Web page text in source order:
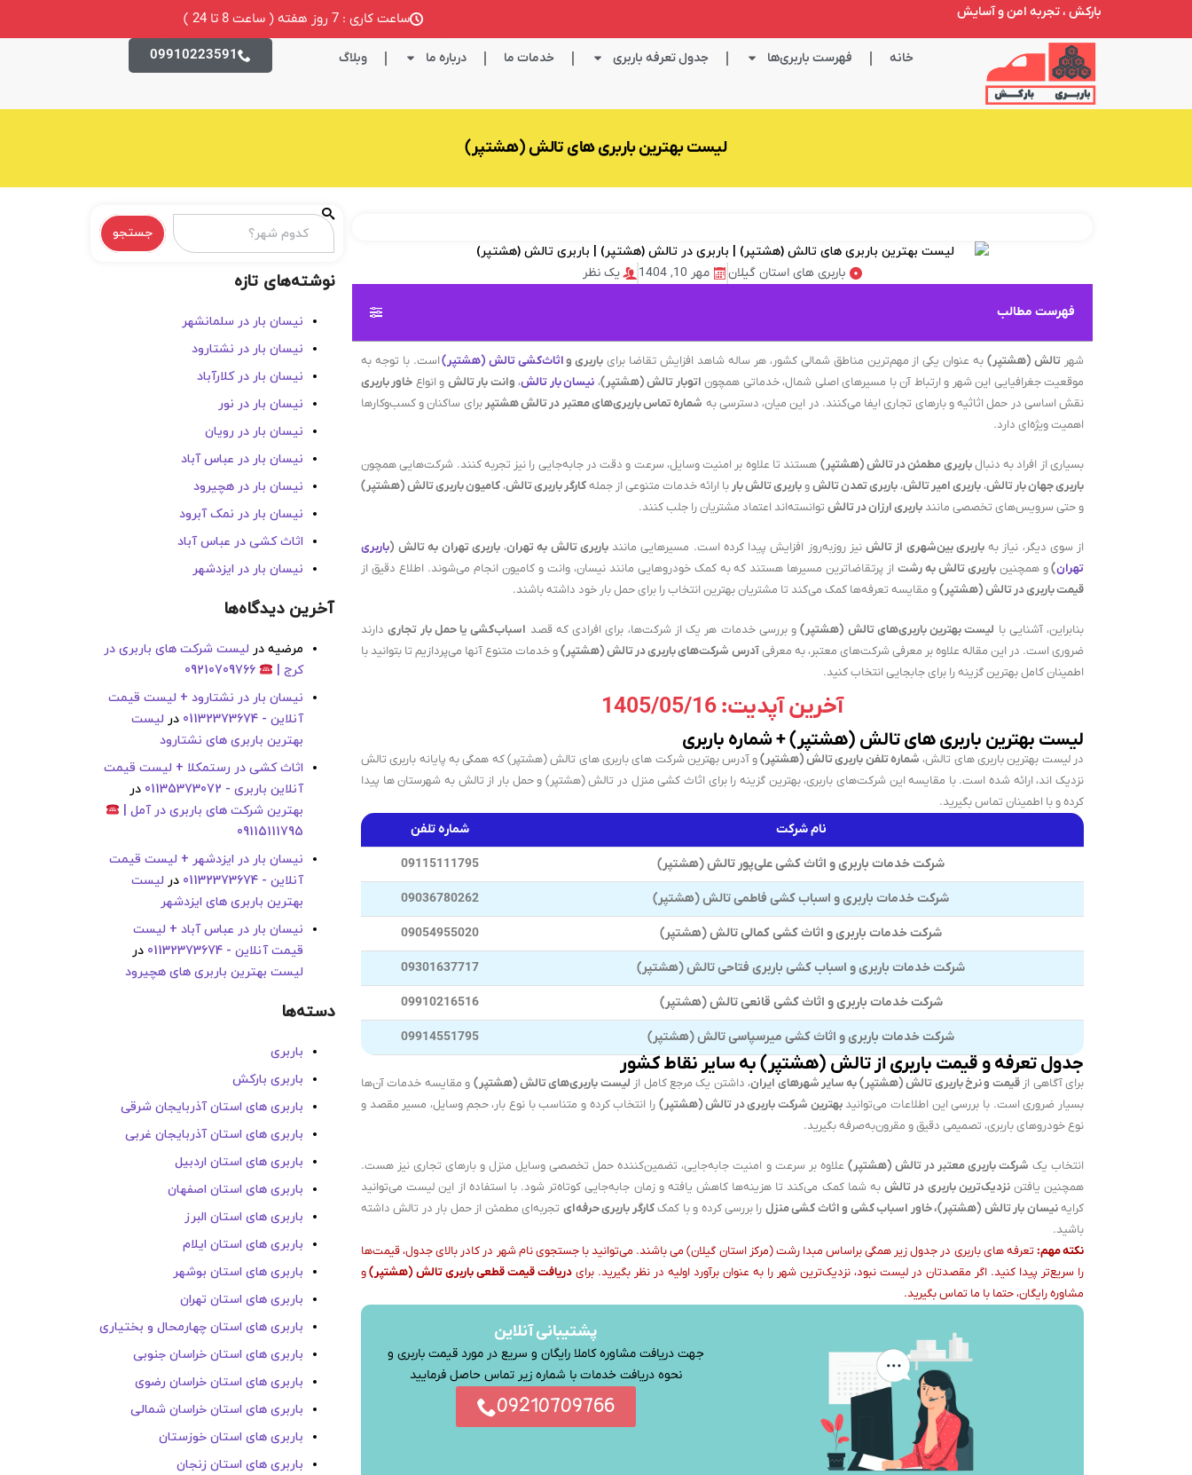
بارکش ، تجربه امن و آسایش ساعت کاری : 7 روز هفته ( ساعت 8 تا 24 )
خانه فهرست باربری‌ها جدول تعرفه باربری خدمات ما درباره ما وبلاگ 09910223591
لیست بهترین باربری های تالش (هشتپر)
باربری های استان گیلان مهر 10, 1404 یک نظر
فهرست مطالب
شهر تالش (هشتپر)به عنوان یکی از مهم‌ترین مناطق شمالی کشور، هر ساله شاهد افزایش تقاضا برای باربری واثاث‌کشی تالش (هشتپر)است. با توجه به
موقعیت جغرافیایی این شهر و ارتباط آن با مسیرهای اصلی شمال، خدماتی همچون اتوبار تالش (هشتپر)، نیسان بار تالش، وانت بار تالش و انواع خاور باربری
نقش اساسی در حمل اثاثیه و بارهای تجاری ایفا می‌کنند. در این میان، دسترسی به شماره تماس باربری‌های معتبر در تالش هشتپر برای ساکنان و کسب‌وکارها
اهمیت ویژه‌ای دارد.
بسیاری از افراد به دنبالباربری مطمئن در تالش (هشتپر) هستند تا علاوه بر امنیت وسایل، سرعت و دقت در جابه‌جایی را نیز تجربه کنند. شرکت‌هایی همچون
باربری جهان بار تالش،باربری امیر تالش،باربری تمدن تالشوباربری تالش بار با ارائه خدمات متنوعی از جملهکارگر باربری تالش،کامیون باربری تالش (هشتپر)
و حتی سرویس‌های تخصصی مانند باربری ارزان در تالش توانسته‌اند اعتماد مشتریان را جلب کنند.
از سوی دیگر، نیاز بهباربری بین‌شهری از تالشنیز روزبه‌روز افزایش پیدا کرده است. مسیرهایی مانندباربری تالش به تهران،باربری تهران به تالش (باربری
تهران)و همچنین باربری تالش به رشتاز پرتقاضاترین مسیرها هستند که به کمک خودروهایی مانند نیسان، وانت و کامیون انجام می‌شوند. اطلاع دقیق از
قیمت باربری در تالش (هشتپر)و مقایسه تعرفه‌ها کمک می‌کند تا مشتریان بهترین انتخاب را برای حمل بار خود داشته باشند.
بنابراین، آشنایی با لیست بهترین باربری‌های تالش (هشتپر)و بررسی خدمات هر یک از شرکت‌ها، برای افرادی که قصد اسباب‌کشی یا حمل بار تجاریدارند
ضروری است. در این مقاله علاوه بر معرفی شرکت‌های معتبر، به معرفیآدرس شرکت‌های باربری در تالش (هشتپر)و خدمات متنوع آنها می‌پردازیم تا بتوانید با
اطمینان کامل بهترین گزینه را برای جابجایی انتخاب کنید.
آخرین آپدیت: 1405/05/16
لیست بهترین باربری های تالش (هشتپر) + شماره باربری
در لیست بهترین باربری های تالش، شماره تلفن باربری تالش (هشتپر)و آدرس بهترین شرکت های باربری های تالش (هشتپر) که همگی به پایانه باربری تالش
نزدیک اند، ارائه شده است. با مقایسه این شرکت‌های باربری، بهترین گزینه را برای اثاث کشی منزل در تالش (هشتپر) و حمل بار از تالش به شهرستان ها پیدا
کرده و با اطمینان تماس بگیرید.
نام شرکت شماره تلفن
شرکت خدمات باربری و اثاث کشی علی‌پور تالش (هشتپر) 09115111795
شرکت خدمات باربری و اسباب کشی فاطمی تالش (هشتپر) 09036780262
شرکت خدمات باربری و اثاث کشی کمالی تالش (هشتپر) 09054955020
شرکت خدمات باربری و اسباب کشی باربری فتاحی تالش (هشتپر) 09301637717
شرکت خدمات باربری و اثاث کشی قانعی تالش (هشتپر) 09910216516
شرکت خدمات باربری و اثاث کشی میرسپاسی تالش (هشتپر) 09914551795
جدول تعرفه و قیمت باربری از تالش (هشتپر) به سایر نقاط کشور
برای آگاهی ازقیمت و نرخ باربری تالش (هشتپر) به سایر شهرهای ایران، داشتن یک مرجع کامل از لیست باربری‌های تالش (هشتپر) و مقایسه خدمات آن‌ها
بسیار ضروری است. با بررسی این اطلاعات می‌توانیدبهترین شرکت باربری در تالش (هشتپر) را انتخاب کرده و متناسب با نوع بار، حجم وسایل، مسیر مقصد و
نوع خودروهای باربری، تصمیمی دقیق و مقرون‌به‌صرفه بگیرید.
انتخاب یک شرکت باربری معتبر در تالش (هشتپر) علاوه بر سرعت و امنیت جابه‌جایی، تضمین‌کننده حمل تخصصی وسایل منزل و بارهای تجاری نیز هست.
همچنین یافتننزدیک‌ترین باربری در تالشبه شما کمک می‌کند تا هزینه‌ها کاهش یافته و زمان جابه‌جایی کوتاه‌تر شود. با استفاده از این لیست می‌توانید
کرایهنیسان بار تالش (هشتپر)، خاور اسباب کشی و اثاث کشی منزل را بررسی کرده و با کمککارگر باربری حرفه‌ای تجربه‌ای مطمئن از حمل بار در تالش داشته
باشید.
نکته مهم:تعرفه های باربری در جدول زیر همگی براساس مبدا رشت (مرکز استان گیلان) می باشند. می‌توانید با جستجوی نام شهر در کادر بالای جدول، قیمت‌ها
را سریع‌تر پیدا کنید. اگر مقصدتان در لیست نبود، نزدیک‌ترین شهر را به عنوان برآورد اولیه در نظر بگیرید. برای دریافت قیمت قطعی باربری تالش (هشتپر)و
مشاوره رایگان، حتما با ما تماس بگیرید.
پشتیبانی آنلاین
جهت دریافت مشاوره کاملا رایگان و سریع در مورد قیمت باربری و
نحوه دریافت خدمات با شماره زیر تماس حاصل فرمایید
09210709766
جستجو
نوشته‌های تازه
نیسان بار در سلمانشهر
نیسان بار در نشتارود
نیسان بار در کلارآباد
نیسان بار در نور
نیسان بار در رویان
نیسان بار در عباس آباد
نیسان بار در هچیرود
نیسان بار در نمک آبرود
اثاث کشی در عباس آباد
نیسان بار در ایزدشهر
آخرین دیدگاه‌ها
مرضیه در لیست شرکت های باربری در
کرج |
نیسان بار در نشتارود + لیست قیمت
آنلاین - 01132373674
در لیست
بهترین باربری های نشتارود
اثاث کشی در رستمکلا + لیست قیمت
آنلاین باربری - 01135373072
در
بهترین شرکت های باربری در آمل |
09115111795
نیسان بار در ایزدشهر + لیست قیمت
آنلاین - 01132373674
در لیست
بهترین باربری های ایزدشهر
نیسان بار در عباس آباد + لیست
قیمت آنلاین - 01132373674
در
لیست بهترین باربری های هچیرود
دسته‌ها
باربری
باربری بارکش
باربری های استان آذربایجان شرقی
باربری های استان آذربایجان غربی
باربری های استان اردبیل
باربری های استان اصفهان
باربری های استان البرز
باربری های استان ایلام
باربری های استان بوشهر
باربری های استان تهران
باربری های استان چهارمحال و بختیاری
باربری های استان خراسان جنوبی
باربری های استان خراسان رضوی
باربری های استان خراسان شمالی
باربری های استان خوزستان
باربری های استان زنجان